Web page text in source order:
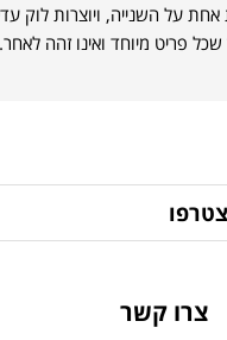
על השנייה, ויוצרות לוק
פריט מיוחד ואינו זהה לאחר.
צרו קשר